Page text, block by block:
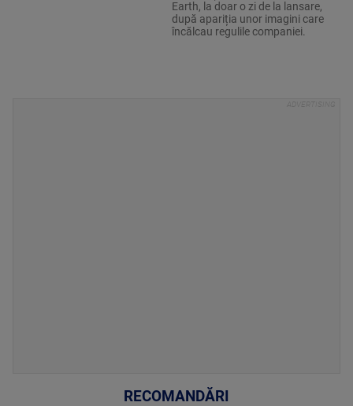
Earth, la doar o zi de la lansare,
după apariția unor imagini care
încălcau regulile companiei.
RECOMANDĂRI